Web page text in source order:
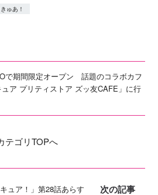
ゅあ！
で期間限定オープン 話題のコラボカフ
ュア プリティストア ズッ友CAFE」に行
テゴリTOPへ
ュア！」第28話あらす
次の記事